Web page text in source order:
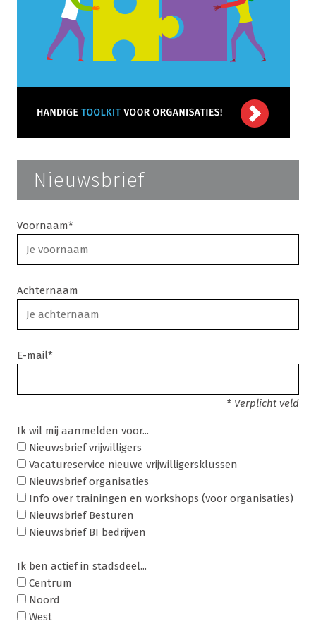
Nieuwsbrief
Voornaam*
Achternaam
E-mail*
* Verplicht veld
Ik wil mij aanmelden voor...
Nieuwsbrief vrijwilligers
Vacatureservice nieuwe vrijwilligersklussen
Nieuwsbrief organisaties
Info over trainingen en workshops (voor organisaties)
Nieuwsbrief Besturen
Nieuwsbrief BI bedrijven
Ik ben actief in stadsdeel...
Centrum
Noord
West